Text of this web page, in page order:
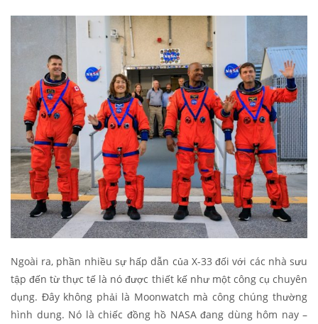
Ngoài ra, phần nhiều sự hấp dẫn của X-33 đối với các nhà sưu
tập đến từ thực tế là nó được thiết kế như một công cụ chuyên
dụng. Đây không phải là Moonwatch mà công chúng thường
hình dung. Nó là chiếc đồng hồ NASA đang dùng hôm nay –